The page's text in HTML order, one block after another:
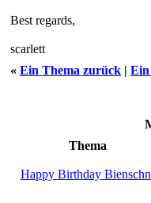
Best regards,
scarlett
« Ein Thema zurück | Ein
Thema
Happy Birthday Bienschn